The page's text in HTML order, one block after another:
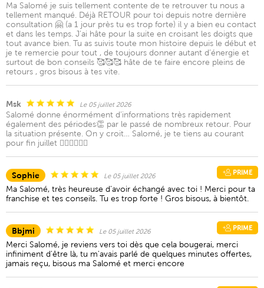
Ma Salomé je suis tellement contente de te retrouver tu nous a
tellement manqué. Déjà RETOUR pour toi depuis notre dernière
consultation 🤗 (a 1 jour près tu es trop forte) il y a bien eu contact
et dans les temps. J’ai hâte pour la suite en croisant les doigts que
tout avance bien. Tu as suivis toute mon histoire depuis le début et
je te remercie pour tout , de toujours donner autant d’énergie et
surtout de bon conseils 🥰🥰🥰 hâte de te faire encore pleins de
retours , gros bisous à tes vite.
Msk Le 05 juillet 2026
Salomé donne énormément d’informations très rapidement
également des périodes👏 par le passé de nombreux retour. Pour
la situation présente. On y croit… Salomé, je te tiens au courant
pour fin juillet 👍🏼🤞🏼🍀✨
Sophie Le 05 juillet 2026 PRIME
Ma Salomé, très heureuse d’avoir échangé avec toi ! Merci pour ta
franchise et tes conseils. Tu es trop forte ! Gros bisous, à bientôt.
Bbjmi Le 05 juillet 2026 PRIME
Merci Salomé, je reviens vers toi dès que cela bougerai, merci
infiniment d'être là, tu m'avais parlé de quelques minutes offertes,
jamais reçu, bisous ma Salomé et merci encore